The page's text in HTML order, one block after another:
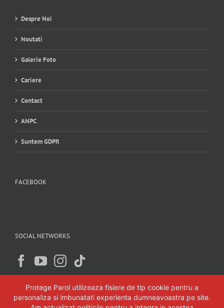
Despre Noi
Noutati
Galerie Foto
Cariere
Contact
ANPC
Suntem GDPR
FACEBOOK
SOCIAL NETWORKS
Protege Parol utilizeaza fisiere de tip cookie pentru a
personaliza si imbunatati experienta dumneavoastra pe site.